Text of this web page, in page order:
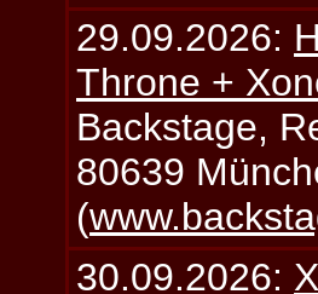
29.09.2026:
Throne +
Backstage,
80639
(
30.09.2026: